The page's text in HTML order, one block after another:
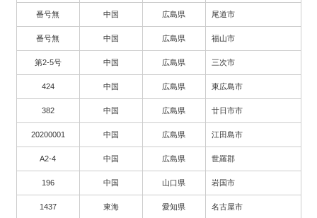
番号無 中国 広島県 尾道市
番号無 中国 広島県 福山市
第2-5号 中国 広島県 三次市
424 中国 広島県 東広島市
382 中国 広島県 廿日市市
20200001 中国 広島県 江田島市
A2-4 中国 広島県 世羅郡
196 中国 山口県 岩国市
1437 東海 愛知県 名古屋市